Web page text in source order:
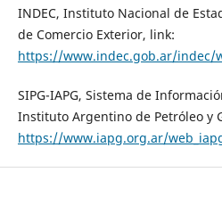
INDEC, Instituto Nacional de
de Comercio Exterior, link:
https://www.indec.gob.ar/indec/
SIPG-IAPG, Sistema de
Instituto Argentino de Petróleo y
https://www.iapg.org.ar/